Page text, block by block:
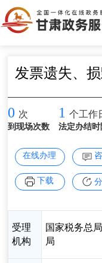
发票遗失、
0 次
到现场次数
1 个工作
法定办结时
在线办理
下载
受理
机构
国家税务总
局